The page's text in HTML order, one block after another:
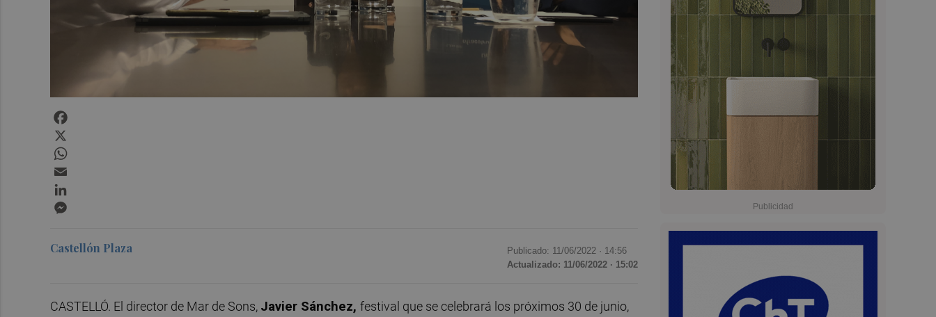
Castellón Plaza Publicado: 11/06/2022 · 14:56
Actualizado: 11/06/2022 · 15:02
CASTELLÓ. El director de Mar de Sons, Javier Sánchez, festival que se celebrará los próximos 30 de junio,